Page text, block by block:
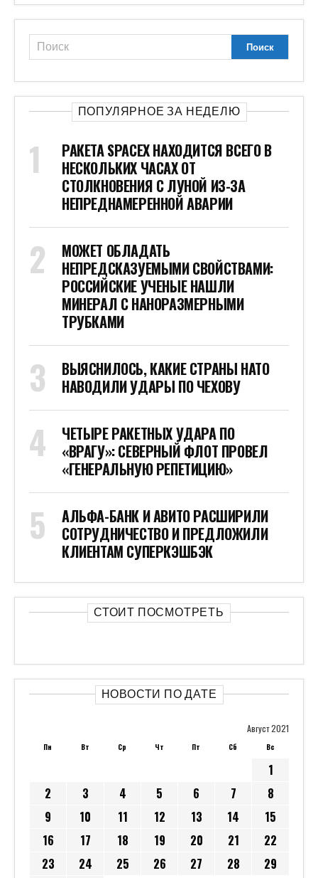
ПОПУЛЯРНОЕ ЗА НЕДЕЛЮ
РАКЕТА SPACEX НАХОДИТСЯ ВСЕГО В
НЕСКОЛЬКИХ ЧАСАХ ОТ
СТОЛКНОВЕНИЯ С ЛУНОЙ ИЗ-ЗА
НЕПРЕДНАМЕРЕННОЙ АВАРИИ
МОЖЕТ ОБЛАДАТЬ
НЕПРЕДСКАЗУЕМЫМИ СВОЙСТВАМИ:
РОССИЙСКИЕ УЧЕНЫЕ НАШЛИ
МИНЕРАЛ С НАНОРАЗМЕРНЫМИ
ТРУБКАМИ
ВЫЯСНИЛОСЬ, КАКИЕ СТРАНЫ НАТО
НАВОДИЛИ УДАРЫ ПО ЧЕХОВУ
ЧЕТЫРЕ РАКЕТНЫХ УДАРА ПО
«ВРАГУ»: СЕВЕРНЫЙ ФЛОТ ПРОВЕЛ
«ГЕНЕРАЛЬНУЮ РЕПЕТИЦИЮ»
АЛЬФА-БАНК И АВИТО РАСШИРИЛИ
СОТРУДНИЧЕСТВО И ПРЕДЛОЖИЛИ
КЛИЕНТАМ СУПЕРКЭШБЭК
СТОИТ ПОСМОТРЕТЬ
НОВОСТИ ПО ДАТЕ
Август 2021
Пн Вт Ср Чт Пт Сб Вс
1
2
3 4 5 6 7
8
9
10 11 12 13 14
15
16
17 18 19 20 21
22
23
24 25 26 27 28
29